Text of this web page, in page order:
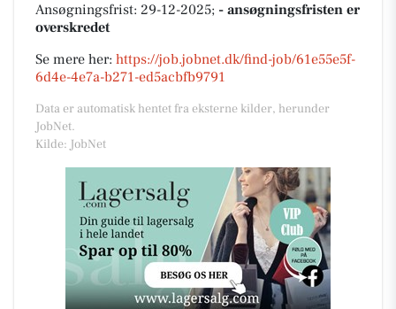
Ansøgningsfrist: 29-12-2025; - ansøgningsfristen er
overskredet
Se mere her: https://job.jobnet.dk/find-job/61e55e5f-
6d4e-4e7a-b271-ed5acbfb9791
Data er automatisk hentet fra eksterne kilder, herunder
JobNet.
Kilde: JobNet